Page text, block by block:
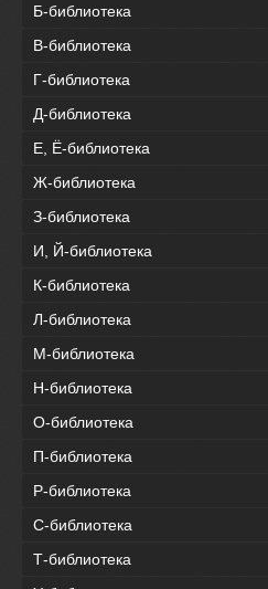
Б-библиотека
В-библиотека
Г-библиотека
Д-библиотека
Е, Ё-библиотека
Ж-библиотека
З-библиотека
И, Й-библиотека
К-библиотека
Л-библиотека
М-библиотека
Н-библиотека
О-библиотека
П-библиотека
Р-библиотека
С-библиотека
Т-библиотека